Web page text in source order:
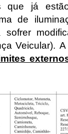
que já
de
Veicular).